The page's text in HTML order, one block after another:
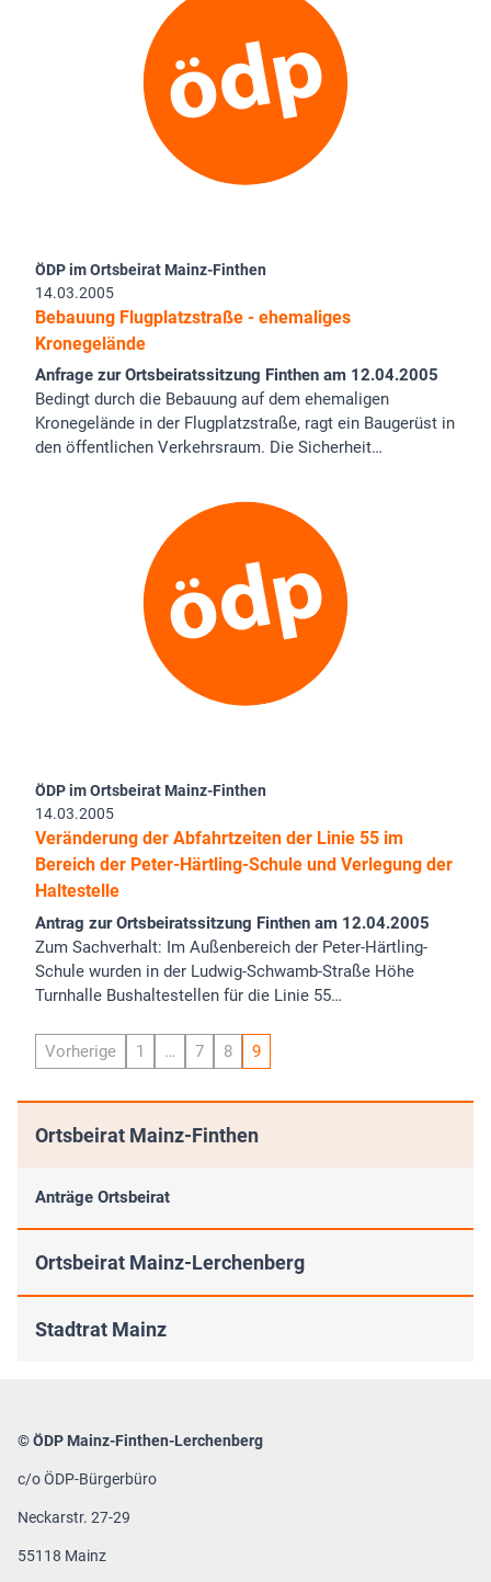
ÖDP im Ortsbeirat Mainz-Finthen
14.03.2005
Bebauung Flugplatzstraße - ehemaliges
Kronegelände
Anfrage zur Ortsbeiratssitzung Finthen am 12.04.2005
Bedingt durch die Bebauung auf dem ehemaligen
Kronegelände in der Flugplatzstraße, ragt ein Baugerüst in
den öffentlichen Verkehrsraum. Die Sicherheit…
ÖDP im Ortsbeirat Mainz-Finthen
14.03.2005
Veränderung der Abfahrtzeiten der Linie 55 im
Bereich der Peter-Härtling-Schule und Verlegung der
Haltestelle
Antrag zur Ortsbeiratssitzung Finthen am 12.04.2005
Zum Sachverhalt: Im Außenbereich der Peter-Härtling-
Schule wurden in der Ludwig-Schwamb-Straße Höhe
Turnhalle Bushaltestellen für die Linie 55…
Vorherige 1 … 7 8 9
Ortsbeirat Mainz-Finthen
Anträge Ortsbeirat
Ortsbeirat Mainz-Lerchenberg
Stadtrat Mainz
© ÖDP Mainz-Finthen-Lerchenberg
c/o ÖDP-Bürgerbüro
Neckarstr. 27-29
55118 Mainz